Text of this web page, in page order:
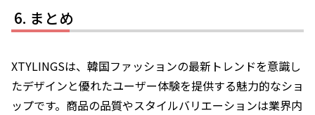
まとめ
XTYLINGSは、韓国ファッションの最新トレンドを意識し
たデザインと優れたユーザー体験を提供する魅力的なショ
ップです。商品の品質やスタイルバリエーションは業界内